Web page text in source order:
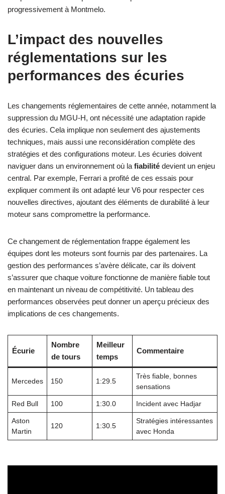
progressivement à Montmelo.
L’impact des nouvelles
réglementations sur les
performances des écuries
Les changements réglementaires de cette année, notamment la
suppression du MGU-H, ont nécessité une adaptation rapide
des écuries. Cela implique non seulement des ajustements
techniques, mais aussi une reconsidération complète des
stratégies et des configurations moteur. Les écuries doivent
naviguer dans un environnement où la fiabilité devient un enjeu
central. Par exemple, Ferrari a profité de ces essais pour
expliquer comment ils ont adapté leur V6 pour respecter ces
nouvelles directives, ajoutant des éléments de durabilité à leur
moteur sans compromettre la performance.
Ce changement de réglementation frappe également les
équipes dont les moteurs sont fournis par des partenaires. La
gestion des performances s’avère délicate, car ils doivent
s’assurer que chaque voiture fonctionne de manière fiable tout
en maintenant un niveau de compétitivité. Un tableau des
performances observées peut donner un aperçu précieux des
implications de ces changements.
Écurie
Nombre
de tours
Meilleur
temps
Commentaire
Mercedes 150 1:29.5
Très fiable, bonnes
sensations
Red Bull 100 1:30.0 Incident avec Hadjar
Aston
Martin
120 1:30.5
Stratégies intéressantes
avec Honda